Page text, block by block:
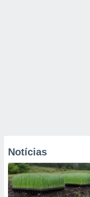
Notícias